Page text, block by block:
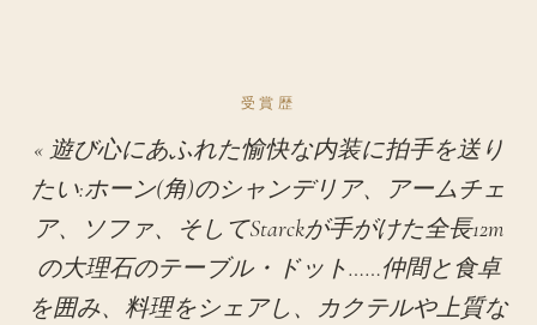
受賞歴
« 遊び心にあふれた愉快な内装に拍手を送り
たい:ホーン(角)のシャンデリア、アームチェ
ア、ソファ、そしてStarckが手がけた全長12m
の大理石のテーブル・ドット……仲間と食卓
を囲み、料理をシェアし、カクテルや上質な